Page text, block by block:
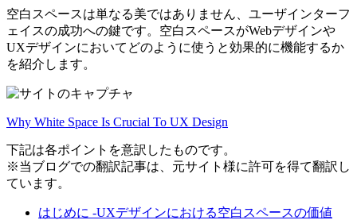
空白スペースは単なる美ではありません、ユーザインターフ
ェイスの成功への鍵です。空白スペースがWebデザインや
UXデザインにおいてどのように使うと効果的に機能するか
を紹介します。
Why White Space Is Crucial To UX Design
下記は各ポイントを意訳したものです。
※当ブログでの翻訳記事は、元サイト様に許可を得て翻訳し
ています。
はじめに -UXデザインにおける空白スペースの価値